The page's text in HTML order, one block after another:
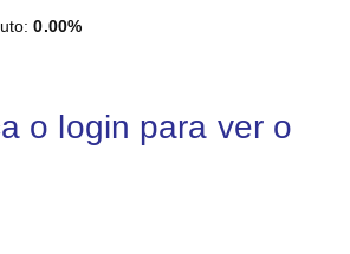
0.00%
o login para ver o